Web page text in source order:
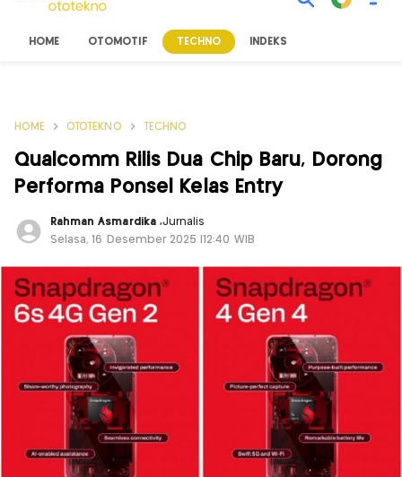
HOME OTOMOTIF TECHNO INDEKS
HOME OTOTEKNO TECHNO
Qualcomm Rilis Dua Chip Baru, Dorong
Performa Ponsel Kelas Entry
Rahman Asmardika ,Jurnalis
Selasa, 16 Desember 2025 |12:40 WIB